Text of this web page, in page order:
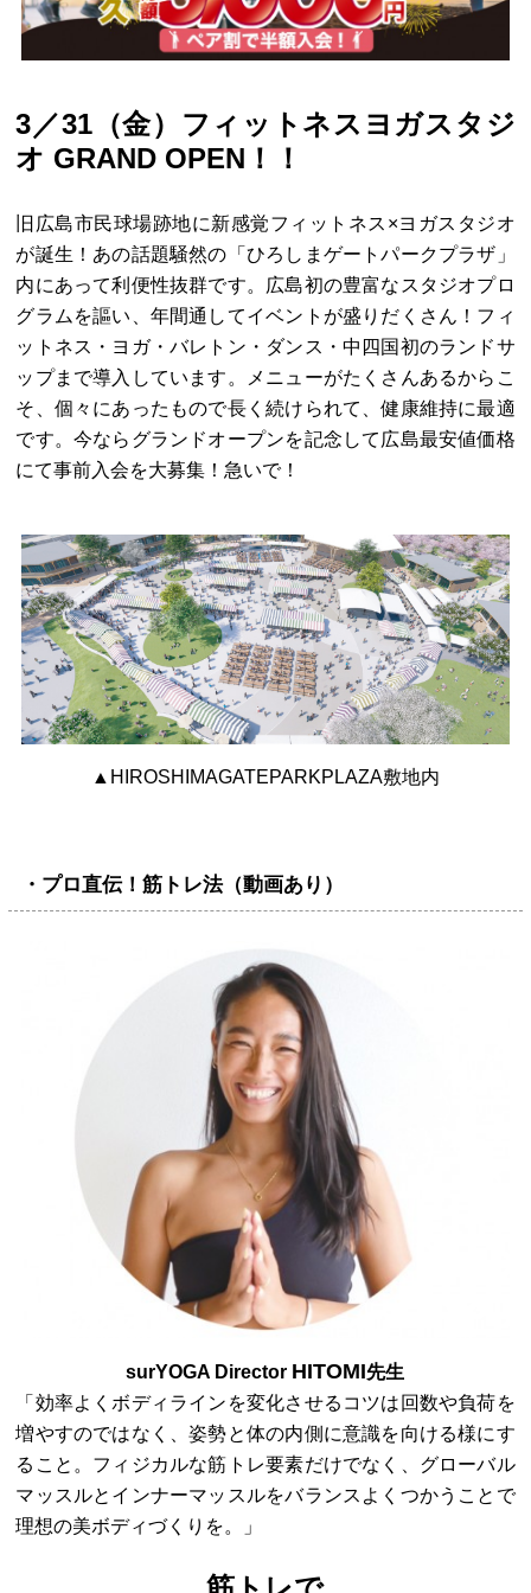
3／31（金）フィットネスヨガスタジ
オ GRAND OPEN！！
旧広島市民球場跡地に新感覚フィットネス×ヨガスタジオ
が誕生！あの話題騒然の「ひろしまゲートパークプラザ」
内にあって利便性抜群です。広島初の豊富なスタジオプロ
グラムを謳い、年間通してイベントが盛りだくさん！フィ
ットネス・ヨガ・バレトン・ダンス・中四国初のランドサ
ップまで導入しています。メニューがたくさんあるからこ
そ、個々にあったもので長く続けられて、健康維持に最適
です。今ならグランドオープンを記念して広島最安値価格
にて事前入会を大募集！急いで！
▲HIROSHIMAGATEPARKPLAZA敷地内
・プロ直伝！筋トレ法（動画あり）
surYOGA Director HITOMI先生
「効率よくボディラインを変化させるコツは回数や負荷を
増やすのではなく、姿勢と体の内側に意識を向ける様にす
ること。フィジカルな筋トレ要素だけでなく、グローバル
マッスルとインナーマッスルをバランスよくつかうことで
理想の美ボディづくりを。」